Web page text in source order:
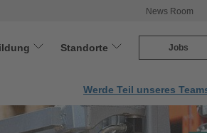
News Room
Standorte Jobs
Werde Teil unseres